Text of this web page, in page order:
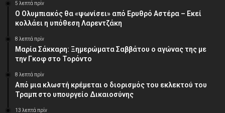
5 λεπτά πρίν
Ο Ολυμπιακός θα «ψωνίσει» από Ερυθρό Αστέρα – Εκεί
κολλάει η υπόθεση Λαρεντζάκη
8 λεπτά πρίν
Μαρία Σάκκαρη: Ξημερώματα Σαββάτου ο αγώνας της με
την Γκοφ στο Τορόντο
8 λεπτά πρίν
Από μια κλωστή κρέμεται ο διορισμός του εκλεκτού του
Τραμπ στο υπουργείο Δικαιοσύνης
13 λεπτά πρίν